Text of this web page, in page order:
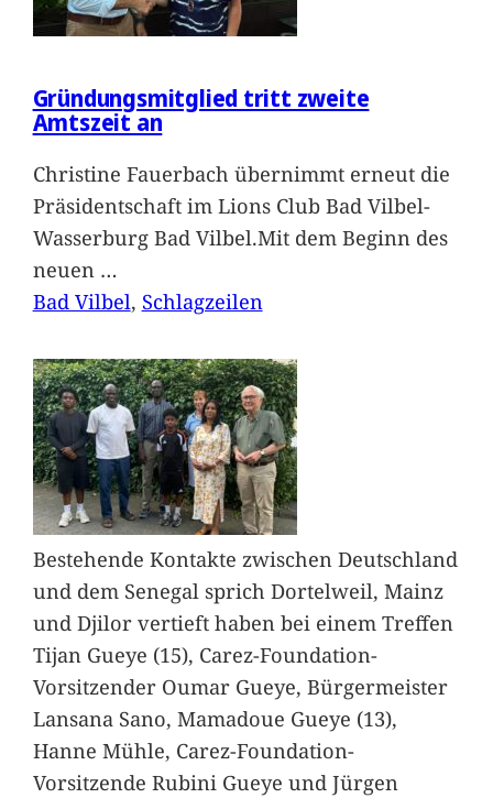
Gründungsmitglied tritt zweite
Amtszeit an
Christine Fauerbach übernimmt erneut die
Präsidentschaft im Lions Club Bad Vilbel-
Wasserburg Bad Vilbel.Mit dem Beginn des
neuen …
Bad Vilbel, Schlagzeilen
Bestehende Kontakte zwischen Deutschland
und dem Senegal sprich Dortelweil, Mainz
und Djilor vertieft haben bei einem Treffen
Tijan Gueye (15), Carez-Foundation-
Vorsitzender Oumar Gueye, Bürgermeister
Lansana Sano, Mamadoue Gueye (13),
Hanne Mühle, Carez-Foundation-
Vorsitzende Rubini Gueye und Jürgen